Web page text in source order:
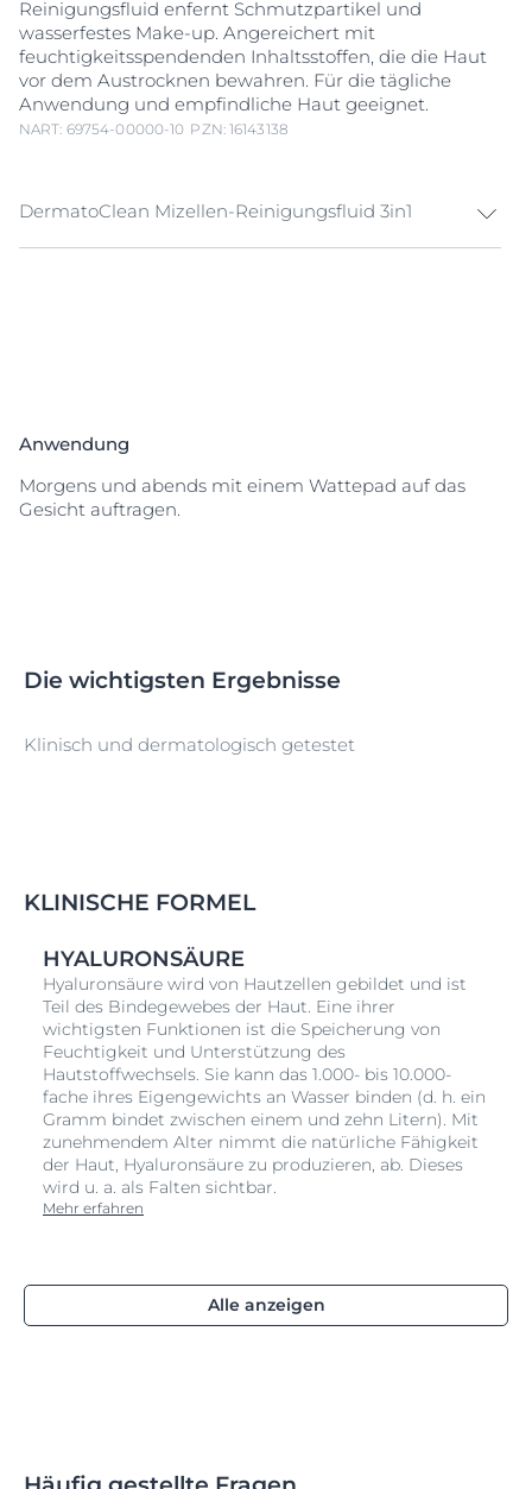
Reinigungsfluid enfernt Schmutzpartikel und
wasserfestes Make-up. Angereichert mit
feuchtigkeitsspendenden Inhaltsstoffen, die die Haut
vor dem Austrocknen bewahren. Für die tägliche
Anwendung und empfindliche Haut geeignet.
NART: 69754-00000-10 PZN: 16143138
DermatoClean Mizellen-Reinigungsfluid 3in1
Haut nicht aus. Frei von Duftstoffen.
Anwendung
Morgens und abends mit einem Wattepad auf das
Gesicht auftragen.
Die wichtigsten Ergebnisse
Klinisch und dermatologisch getestet
KLINISCHE FORMEL
HYALURONSÄURE
Hyaluronsäure wird von Hautzellen gebildet und ist
Teil des Bindegewebes der Haut. Eine ihrer
wichtigsten Funktionen ist die Speicherung von
Feuchtigkeit und Unterstützung des
Hautstoffwechsels. Sie kann das 1.000- bis 10.000-
fache ihres Eigengewichts an Wasser binden (d. h. ein
Gramm bindet zwischen einem und zehn Litern). Mit
zunehmendem Alter nimmt die natürliche Fähigkeit
der Haut, Hyaluronsäure zu produzieren, ab. Dieses
wird u. a. als Falten sichtbar.
Mehr erfahren
Alle anzeigen